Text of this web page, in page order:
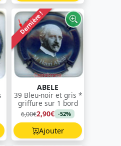
Dernière !
ABELE
39 Bleu-noir et gris *
griffure sur 1 bord
6,00€2,90€ -52%
Ajouter